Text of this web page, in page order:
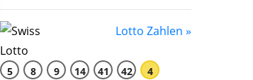
Lotto Zahlen »
5 8 9 14 41 42 4